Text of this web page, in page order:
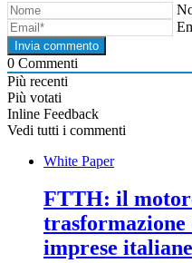
0 Commenti
Più recenti
Più votati
Inline Feedback
Vedi tutti i commenti
White Paper
FTTH: il
imprese italiane